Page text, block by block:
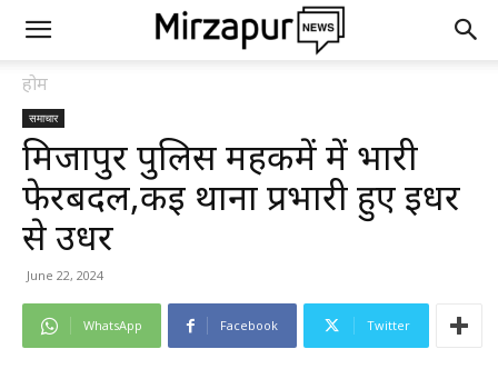
होम
समाचार
मिर्जापुर पुलिस महकमें में भारी
फेरबदल,कई थाना प्रभारी हुए इधर
से उधर
June 22, 2024
WhatsApp Facebook Twitter